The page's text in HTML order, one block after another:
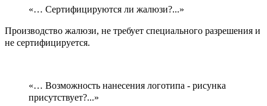
«… Сертифицируются ли жалюзи?...»
Производство жалюзи, не требует специального разрешения и
не сертифицируется.
«… Возможность нанесения логотипа - рисунка
присутствует?...»